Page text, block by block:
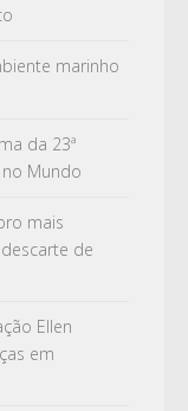
marinho
da 23ª
Mundo
mais
de
Ellen
em